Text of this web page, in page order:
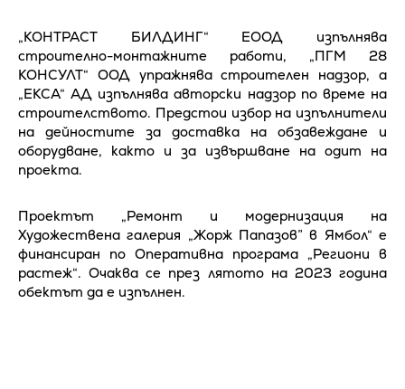
„КОНТРАСТ БИЛДИНГ“ ЕООД изпълнява
строително-монтажните работи, „ПГМ 28
КОНСУЛТ“ ООД упражнява строителен надзор, а
„ЕКСА“ АД изпълнява авторски надзор по време на
строителството. Предстои избор на изпълнители
на дейностите за доставка на обзавеждане и
оборудване, както и за извършване на одит на
проекта.
Проектът „Ремонт и модернизация на
Художествена галерия „Жорж Папазов” в Ямбол“ е
финансиран по Оперативна програма „Региони в
растеж“. Очаква се през лятото на 2023 година
обектът да е изпълнен.